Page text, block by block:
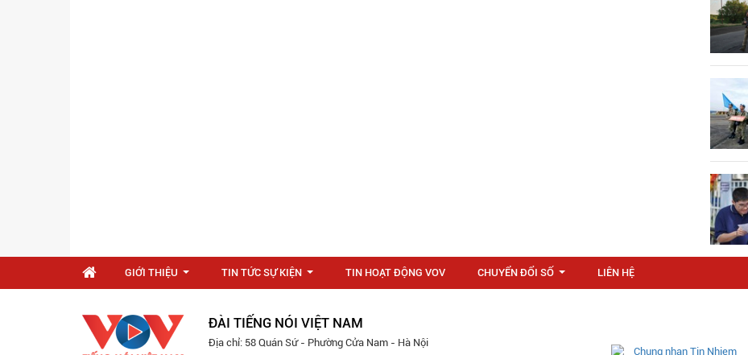
GIỚI THIỆU TIN TỨC SỰ KIỆN TIN HOẠT ĐỘNG VOV CHUYỂN ĐỔI SỐ LIÊN HỆ
ĐÀI TIẾNG NÓI VIỆT NAM
Địa chỉ: 58 Quán Sứ - Phường Cửa Nam - Hà Nội